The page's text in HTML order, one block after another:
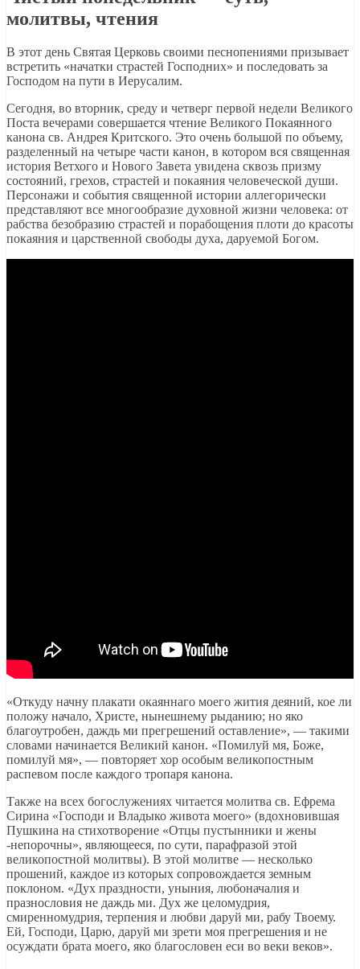
молитвы, чтения
В этот день Святая Церковь своими песнопениями призывает
встретить «начатки страстей Господних» и последовать за
Господом на пути в Иерусалим.
Сегодня, во вторник, среду и четверг первой недели Великого
Поста вечерами совершается чтение Великого Покаянного
канона св. Андрея Критского. Это очень большой по объему,
разделенный на четыре части канон, в котором вся священная
история Ветхого и Нового Завета увидена сквозь призму
состояний, грехов, страстей и покаяния человеческой души.
Персонажи и события священной истории аллегорически
представляют все многообразие духовной жизни человека: от
рабства безобразию страстей и порабощения плоти до красоты
покаяния и царственной свободы духа, даруемой Богом.
«Откуду начну плакати окаяннаго моего жития деяний, кое ли
положу начало, Христе, нынешнему рыданию; но яко
благоутробен, даждь ми прегрешений оставление», — такими
словами начинается Великий канон. «Помилуй мя, Боже,
помилуй мя», — повторяет хор особым великопостным
распевом после каждого тропаря канона.
Также на всех богослужениях читается молитва св. Ефрема
Сирина «Господи и Владыко живота моего» (вдохновившая
Пушкина на стихотворение «Отцы пустынники и жены
-непорочны», являющееся, по сути, парафразой этой
великопостной молитвы). В этой молитве — несколько
прошений, каждое из которых сопровождается земным
поклоном. «Дух праздности, уныния, любоначалия и
празнословия не даждь ми. Дух же целомудрия,
смиренномудрия, терпения и любви даруй ми, рабу Твоему.
Ей, Господи, Царю, даруй ми зрети моя прегрешения и не
осуждати брата моего, яко благословен еси во веки веков».